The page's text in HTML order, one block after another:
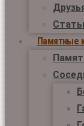
Памятные